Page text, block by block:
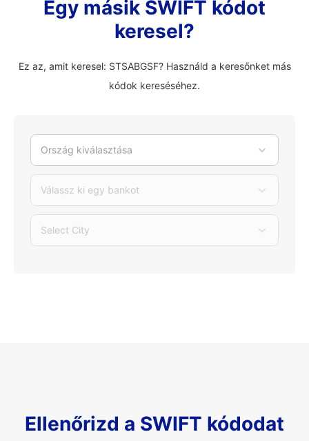
Egy másik SWIFT kódot
keresel?
Ez az, amit keresel: STSABGSF? Használd a keresőnket más
kódok kereséséhez.
Ország kiválasztása
Válassz ki egy bankot
Select City
Ellenőrizd a SWIFT kódodat